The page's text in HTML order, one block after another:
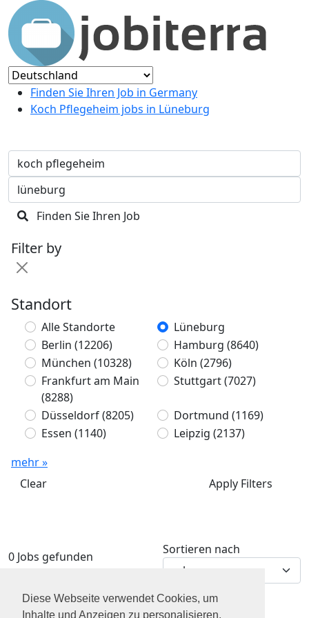
Diese Webseite verwendet Cookies, um
Inhalte und Anzeigen zu personalisieren,
Finden Sie Ihren Job in Germany
Koch Pflegeheim jobs in Lüneburg
Finden Sie Ihren Job
Filter by
Standort
Alle Standorte
Lüneburg
Berlin (12206) Hamburg (8640)
München (10328) Köln (2796)
Frankfurt am Main
(8288)
Stuttgart(7027)
Düsseldorf(8205) Dortmund (1169)
Essen (1140) Leipzig (2137)
mehr »
Clear
Apply Filters
0 Jobs gefunden Sortieren nach